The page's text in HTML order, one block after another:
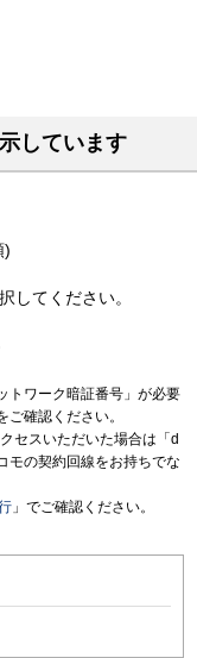
しています
)
してください。
トワーク暗証番号」が必要
ご確認ください。
セスいただいた場合は「d
モの契約回線をお持ちでな
」でご確認ください。